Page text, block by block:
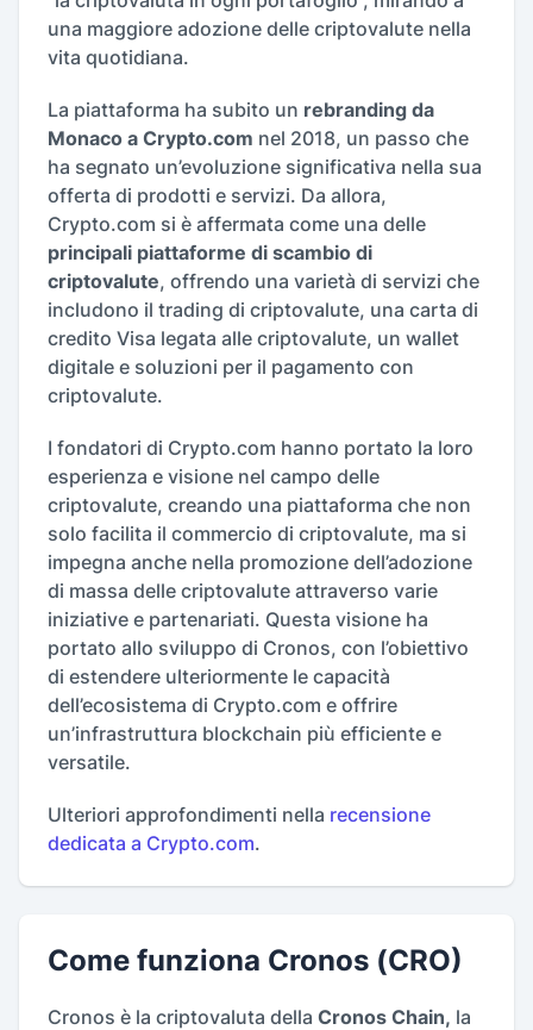
una maggiore adozione delle criptovalute nella
vita quotidiana.
La piattaforma ha subito un rebranding da
Monaco a Crypto.com nel 2018, un passo che
ha segnato un’evoluzione significativa nella sua
offerta di prodotti e servizi. Da allora,
Crypto.com si è affermata come una delle
principali piattaforme di scambio di
criptovalute, offrendo una varietà di servizi che
includono il trading di criptovalute, una carta di
credito Visa legata alle criptovalute, un wallet
digitale e soluzioni per il pagamento con
criptovalute.
I fondatori di Crypto.com hanno portato la loro
esperienza e visione nel campo delle
criptovalute, creando una piattaforma che non
solo facilita il commercio di criptovalute, ma si
impegna anche nella promozione dell’adozione
di massa delle criptovalute attraverso varie
iniziative e partenariati. Questa visione ha
portato allo sviluppo di Cronos, con l’obiettivo
di estendere ulteriormente le capacità
dell’ecosistema di Crypto.com e offrire
un’infrastruttura blockchain più efficiente e
versatile.
Ulteriori approfondimenti nella recensione
dedicata a Crypto.com.
Come funziona Cronos (CRO)
Cronos è la criptovaluta della Cronos Chain, la